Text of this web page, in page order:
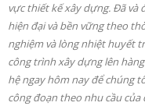
vực thiết kế xây dựng. Đã và
hiện đại và bền vững theo
nghiệm và lòng nhiệt huyết
công trình xây dựng lên
hệ ngay hôm nay để chúng
công đoạn theo nhu cầu của